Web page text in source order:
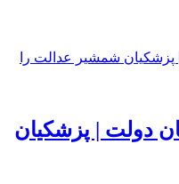
دولت | پزشکیان